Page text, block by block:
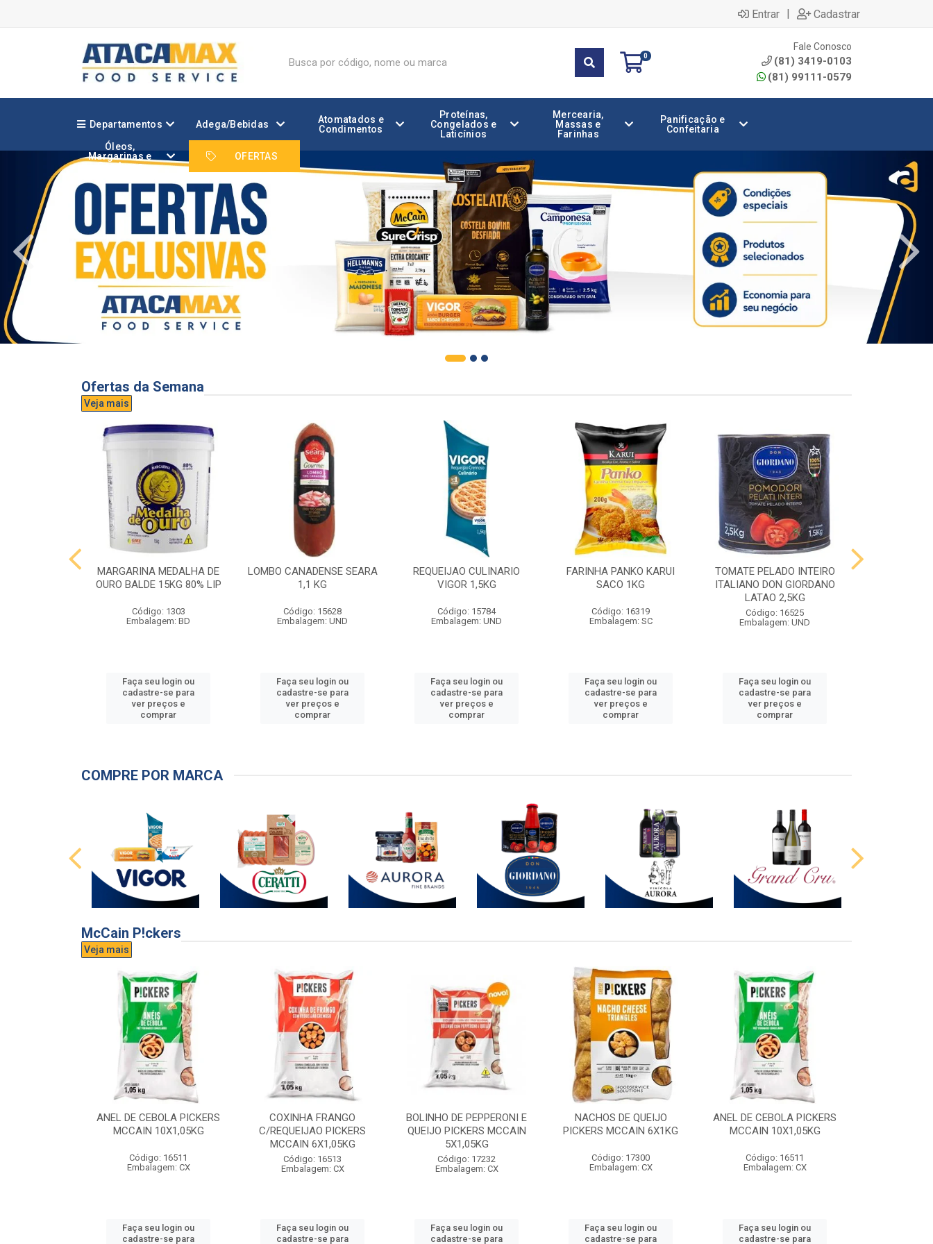
Entrar | Cadastrar
0
Fale Conosco
(81) 3419-0103
(81) 99111-0579
Departamentos Adega/Bebidas
Atomatados e
Condimentos
Proteínas,
Congelados e
Laticínios
Mercearia,
Massas e
Farinhas
Panificação e
Confeitaria
Óleos,
Margarinas e
Gorduras
OFERTAS
Ofertas da Semana
Veja mais
MARGARINA MEDALHA DE
OURO BALDE 15KG 80% LIP
Código: 1303
Embalagem: BD
Faça seu login ou
cadastre-se para
ver preços e
comprar
LOMBO CANADENSE SEARA
1,1 KG
Código: 15628
Embalagem: UND
Faça seu login ou
cadastre-se para
ver preços e
comprar
REQUEIJAO CULINARIO
VIGOR 1,5KG
Código: 15784
Embalagem: UND
Faça seu login ou
cadastre-se para
ver preços e
comprar
FARINHA PANKO KARUI
SACO 1KG
Código: 16319
Embalagem: SC
Faça seu login ou
cadastre-se para
ver preços e
comprar
TOMATE PELADO INTEIRO
ITALIANO DON GIORDANO
LATAO 2,5KG
Código: 16525
Embalagem: UND
Faça seu login ou
cadastre-se para
ver preços e
comprar
COMPRE POR MARCA
McCain P!ckers
Veja mais
ANEL DE CEBOLA PICKERS
MCCAIN 10X1,05KG
Código: 16511
Embalagem: CX
Faça seu login ou
cadastre-se para
COXINHA FRANGO
C/REQUEIJAO PICKERS
MCCAIN 6X1,05KG
Código: 16513
Embalagem: CX
Faça seu login ou
cadastre-se para
BOLINHO DE PEPPERONI E
QUEIJO PICKERS MCCAIN
5X1,05KG
Código: 17232
Embalagem: CX
Faça seu login ou
cadastre-se para
NACHOS DE QUEIJO
PICKERS MCCAIN 6X1KG
Código: 17300
Embalagem: CX
Faça seu login ou
cadastre-se para
ANEL DE CEBOLA PICKERS
MCCAIN 10X1,05KG
Código: 16511
Embalagem: CX
Faça seu login ou
cadastre-se para